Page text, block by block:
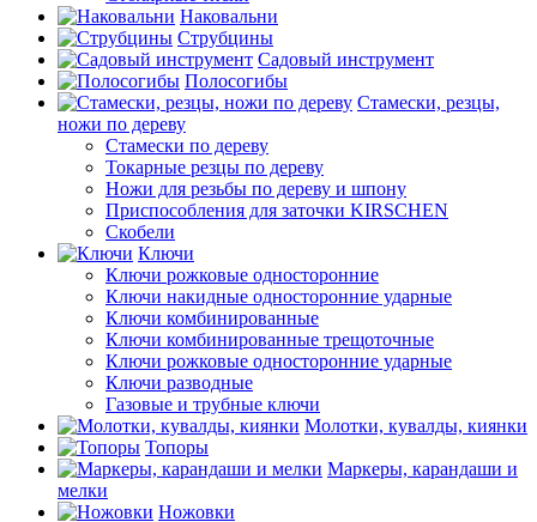
Наковальни
Струбцины
Садовый инструмент
Полосогибы
Стамески, резцы,
ножи по дереву
Стамески по дереву
Токарные резцы по дереву
Ножи для резьбы по дереву и шпону
Приспособления для заточки KIRSCHEN
Скобели
Ключи
Ключи рожковые односторонние
Ключи накидные односторонние ударные
Ключи комбинированные
Ключи комбинированные трещоточные
Ключи рожковые односторонние ударные
Ключи разводные
Газовые и трубные ключи
Молотки, кувалды, киянки
Топоры
Маркеры, карандаши и
мелки
Ножовки